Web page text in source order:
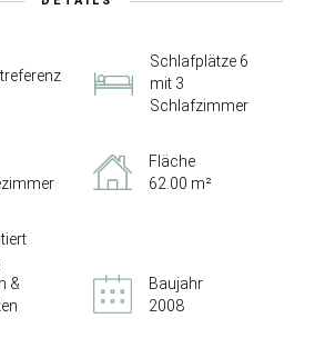
Schlafplätze 6
mit 3
Schlafzimmer
Fläche
62.00 m²
&
Baujahr
2008